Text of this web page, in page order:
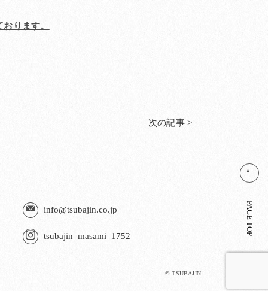
ります。
次の記事 >
PAGE TOP
info@tsubajin.co.jp
tsubajin_masami_1752
© TSUBAJIN